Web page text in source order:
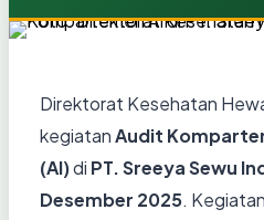
Direktorat Kesehatan
kegiatanAudit
(AI)di PT. Sreeya Sewu
Desember 2025.